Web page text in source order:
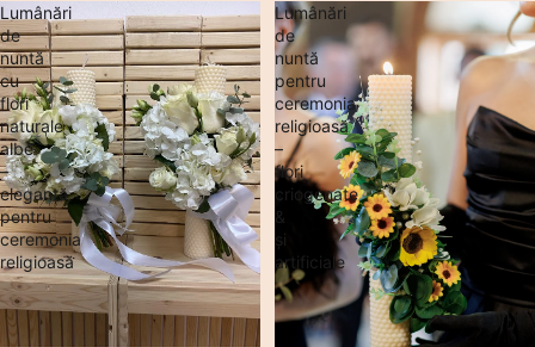
Lumânări
de
nuntă
cu
flori
naturale
albe
–
eleganță
pentru
ceremonia
religioasă
Lumânări
de
nuntă
pentru
ceremonia
religioasă
–
flori
criogenate
&
și
artificiale